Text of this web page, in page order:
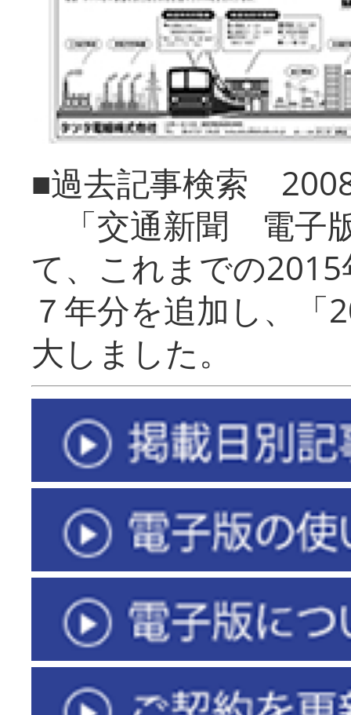
■過去記事検索
「交通新聞 電子
て、これまでの
７年分を追加し、「
大しまし